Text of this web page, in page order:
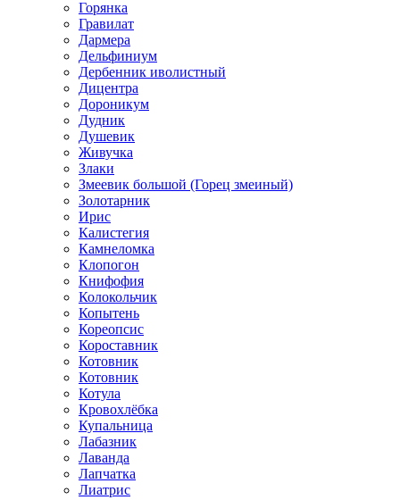
Горянка
Гравилат
Дармера
Дельфиниум
Дербенник иволистный
Дицентра
Дороникум
Дудник
Душевик
Живучка
Злаки
Змеевик большой (Горец змеиный)
Золотарник
Ирис
Калистегия
Камнеломка
Клопогон
Книфофия
Колокольчик
Копытень
Кореопсис
Короставник
Котовник
Котовник
Котула
Кровохлёбка
Купальница
Лабазник
Лаванда
Лапчатка
Лиатрис